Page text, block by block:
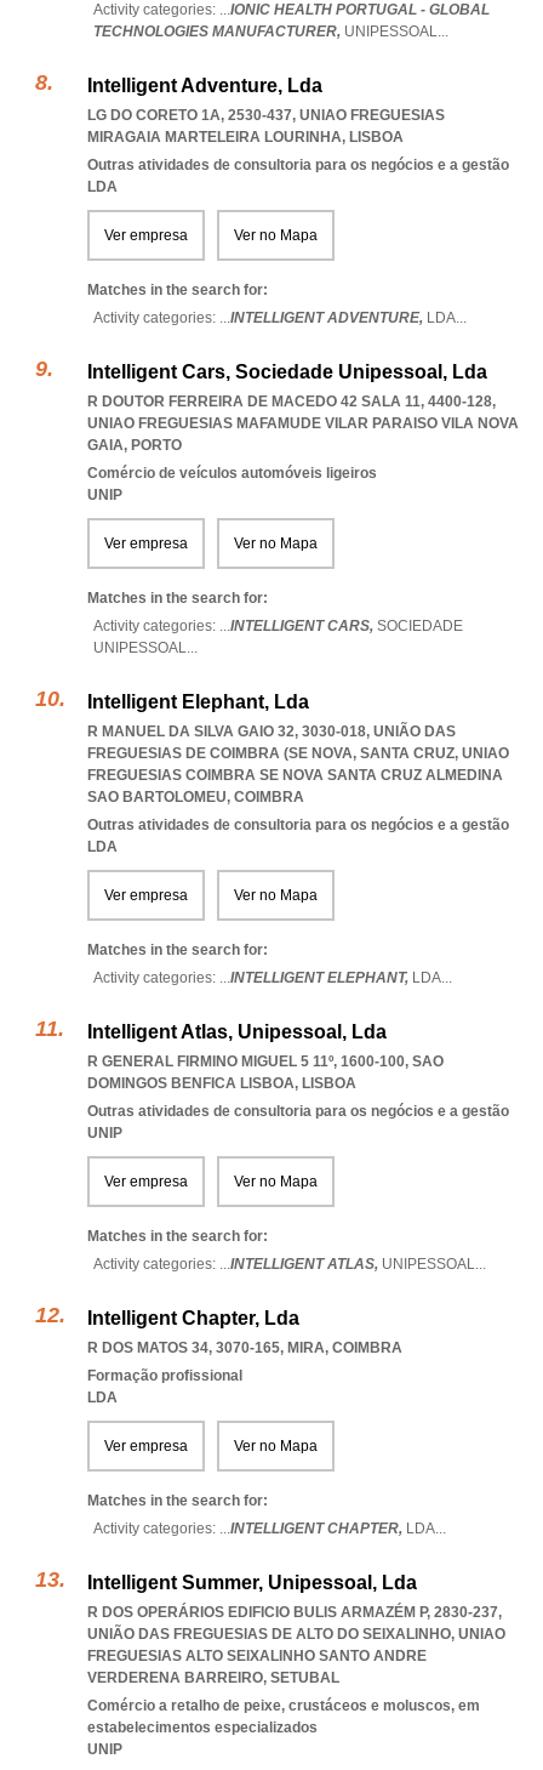
Activity categories: ...IONIC HEALTH PORTUGAL - GLOBAL
TECHNOLOGIES MANUFACTURER, UNIPESSOAL...
Intelligent Adventure, Lda
LG DO CORETO 1A, 2530-437, UNIAO FREGUESIAS
MIRAGAIA MARTELEIRA LOURINHA, LISBOA
Outras atividades de consultoria para os negócios e a gestão
LDA
Ver empresa Ver no Mapa
Matches in the search for:
Activity categories: ...INTELLIGENT ADVENTURE, LDA...
Intelligent Cars, Sociedade Unipessoal, Lda
R DOUTOR FERREIRA DE MACEDO 42 SALA 11, 4400-128,
UNIAO FREGUESIAS MAFAMUDE VILAR PARAISO VILA NOVA
GAIA, PORTO
Comércio de veículos automóveis ligeiros
UNIP
Ver empresa Ver no Mapa
Matches in the search for:
Activity categories: ...INTELLIGENT CARS, SOCIEDADE
UNIPESSOAL...
Intelligent Elephant, Lda
R MANUEL DA SILVA GAIO 32, 3030-018, UNIÃO DAS
FREGUESIAS DE COIMBRA (SE NOVA, SANTA CRUZ, UNIAO
FREGUESIAS COIMBRA SE NOVA SANTA CRUZ ALMEDINA
SAO BARTOLOMEU, COIMBRA
Outras atividades de consultoria para os negócios e a gestão
LDA
Ver empresa Ver no Mapa
Matches in the search for:
Activity categories: ...INTELLIGENT ELEPHANT, LDA...
Intelligent Atlas, Unipessoal, Lda
R GENERAL FIRMINO MIGUEL 5 11º, 1600-100, SAO
DOMINGOS BENFICA LISBOA, LISBOA
Outras atividades de consultoria para os negócios e a gestão
UNIP
Ver empresa Ver no Mapa
Matches in the search for:
Activity categories: ...INTELLIGENT ATLAS, UNIPESSOAL...
Intelligent Chapter, Lda
R DOS MATOS 34, 3070-165, MIRA, COIMBRA
Formação profissional
LDA
Ver empresa Ver no Mapa
Matches in the search for:
Activity categories: ...INTELLIGENT CHAPTER, LDA...
Intelligent Summer, Unipessoal, Lda
R DOS OPERÁRIOS EDIFICIO BULIS ARMAZÉM P, 2830-237,
UNIÃO DAS FREGUESIAS DE ALTO DO SEIXALINHO, UNIAO
FREGUESIAS ALTO SEIXALINHO SANTO ANDRE
VERDERENA BARREIRO, SETUBAL
Comércio a retalho de peixe, crustáceos e moluscos, em
estabelecimentos especializados
UNIP